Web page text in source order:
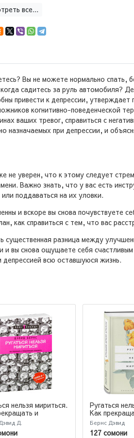
все...
Вы не можете нормально спать,
садитесь за руль автомобиля?
привести к депрессии, утверждает
когнитивно-поведенческой
ваших тревог, справиться с
при депрессии, и
не уверен, что к этому следует
Важно знать, что у вас есть
поддаваться на их уловки.
и вскоре вы снова почувствуете
как справиться с тем, что вас
разница между
вы снова ощущаете себя
депрессией всю оставшуюся жизнь.
нельзя мириться.
и
Д.
Ругаться
Как
конфликты
Бернс Дэвид
127 сомони